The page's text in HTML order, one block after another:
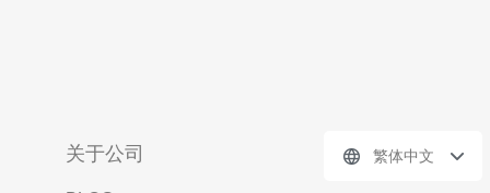
关于公司 繁体中文